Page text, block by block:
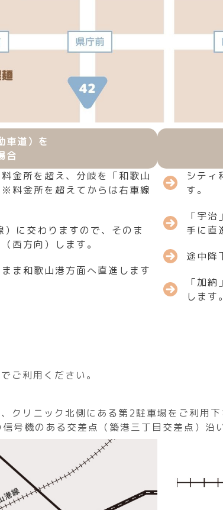
車道）を
合
金所を超え、分岐を「和歌山
料金所を超えてからは右車線
に交わりますので、そのま
西方向）します。
ま和歌山港方面へ直進します
シティ
す。
「宇
手に直
途中降
「加
します。
ご利用ください。
クリニック北側にある第2駐車場をご利用下
号機のある交差点（築港三丁目交差点）沿